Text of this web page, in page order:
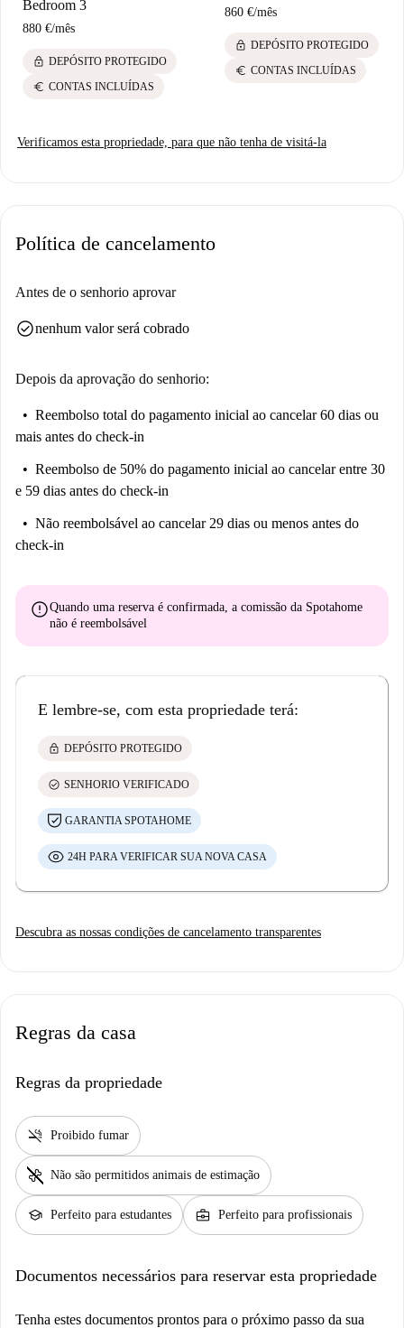
Bedroom 3
880 €/mês
lock DEPÓSITO PROTEGIDO
euro CONTAS INCLUÍDAS
860 €/mês
lock DEPÓSITO PROTEGIDO
euro CONTAS INCLUÍDAS
Verificamos esta propriedade, para que não tenha de visitá-la
Política de cancelamento
Antes de o senhorio aprovar
check_circlenenhum valor será cobrado
Depois da aprovação do senhorio:
Reembolso total do pagamento inicial ao cancelar 60 dias ou
mais antes do check-in
Reembolso de 50% do pagamento inicial ao cancelar entre 30
e 59 dias antes do check-in
Não reembolsável ao cancelar 29 dias ou menos antes do
check-in
errorQuando uma reserva é confirmada, a comissão da Spotahome
não é reembolsável
E lembre-se, com esta propriedade terá:
lock DEPÓSITO PROTEGIDO
check_circle SENHORIO VERIFICADO
GARANTIA SPOTAHOME
24H PARA VERIFICAR SUA NOVA CASA
Descubra as nossas condições de cancelamento transparentes
Regras da casa
Regras da propriedade
smoke_free Proibido fumar
pet_supplies Não são permitidos animais de estimação
school Perfeito para estudantes business_center Perfeito para profissionais
Documentos necessários para reservar esta propriedade
Tenha estes documentos prontos para o próximo passo da sua